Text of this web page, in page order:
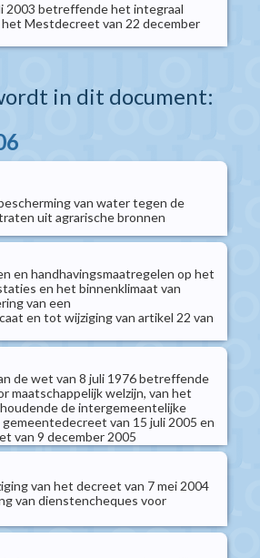
2003 betreffende het integraal
Mestdecreet van 22 december
in dit document:
van water tegen de
uit agrarische bronnen
en handhavingsmaatregelen op het
en het binnenklimaat van
van een
en tot wijziging van artikel 22 van
de wet van 8 juli 1976 betreffende
maatschappelijk welzijn, van het
de intergemeentelijke
van 15 juli 2005 en
van 9 december 2005
van het decreet van 7 mei 2004
van dienstencheques voor